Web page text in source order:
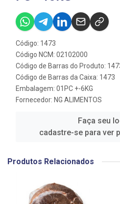
Código: 1473
Código NCM: 02102000
Código de Barras do Produto:
Código de Barras da Caixa: 1473
Embalagem: 01PC +-6KG
Fornecedor: NG ALIMENTOS
Faça seu
cadastre-se para ver
Produtos Relacionados